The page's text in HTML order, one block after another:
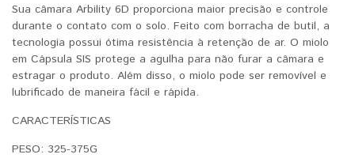
Sua câmara Arbility 6D proporciona maior precisão e controle
durante o contato com o solo. Feito com borracha de butil, a
tecnologia possui ótima resistência à retenção de ar. O miolo
em Cápsula SIS protege a agulha para não furar a câmara e
estragar o produto. Além disso, o miolo pode ser removível e
lubrificado de maneira fácil e rápida.
CARACTERÍ­STICAS
PESO: 325-375G